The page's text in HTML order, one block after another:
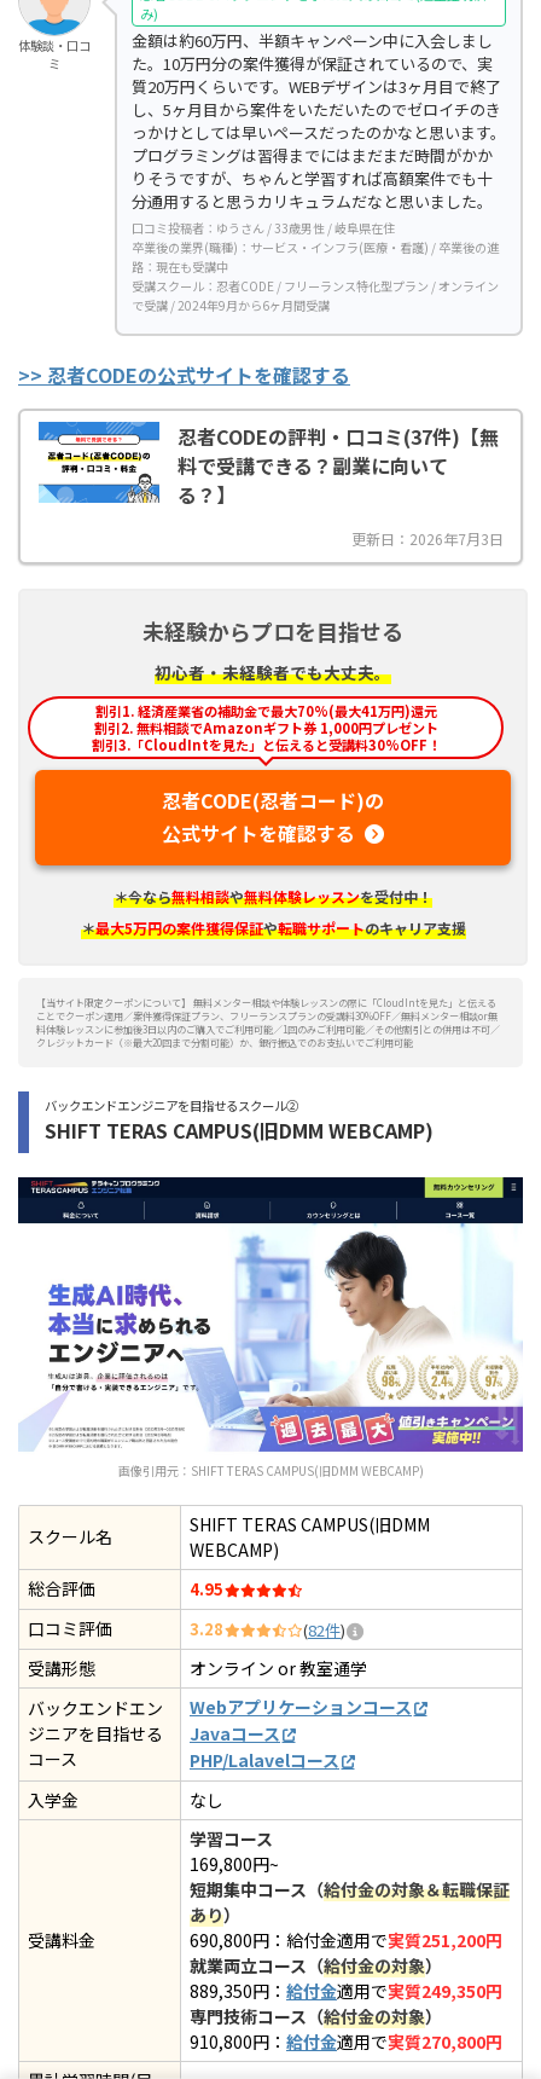
体験談・口コ
ミ
み)
金額は約60万円、半額キャンペーン中に入会しまし
た。10万円分の案件獲得が保証されているので、実
質20万円くらいです。WEBデザインは3ヶ月目で終了
し、5ヶ月目から案件をいただいたのでゼロイチのき
っかけとしては早いペースだったのかなと思います。
プログラミングは習得までにはまだまだ時間がかか
りそうですが、ちゃんと学習すれば高額案件でも十
分通用すると思うカリキュラムだなと思いました。
口コミ投稿者：ゆうさん / 33歳男性 / 岐阜県在住
卒業後の業界(職種)：サービス・インフラ(医療・看護) / 卒業後の進
路：現在も受講中
受講スクール：忍者CODE / フリーランス特化型プラン / オンライン
で受講 / 2024年9月から6ヶ月間受講
>> 忍者CODEの公式サイトを確認する
忍者CODEの評判・口コミ(37件)【無
料で受講できる？副業に向いて
る？】
更新日：2026年7月3日
未経験からプロを目指せる
初心者・未経験者でも大丈夫。
割引1. 経済産業省の補助金で最大70%(最大41万円)還元
割引2. 無料相談でAmazonギフト券 1,000円プレゼント
割引3.「CloudIntを見た」と伝えると受講料30%OFF！
忍者CODE(忍者コード)の
公式サイトを確認する
＊今なら無料相談や無料体験レッスンを受付中！
＊最大5万円の案件獲得保証や転職サポートのキャリア支援
【当サイト限定クーポンについて】 無料メンター相談や体験レッスンの際に「CloudIntを見た」と伝える
ことでクーポン適用／案件獲得保証プラン、フリーランスプランの受講料30%OFF／無料メンター相談or無
料体験レッスンに参加後3日以内のご購入でご利用可能／1回のみご利用可能／その他割引との併用は不可／
クレジットカード（※最大20回まで分割可能）か、銀行振込でのお支払いでご利用可能
バックエンドエンジニアを目指せるスクール②
SHIFT TERAS CAMPUS(旧DMM WEBCAMP)
画像引用元： SHIFT TERAS CAMPUS(旧DMM WEBCAMP)
スクール名
SHIFT TERAS CAMPUS(旧DMM
WEBCAMP)
総合評価
4.95
口コミ評価 3.28 (82件)
受講形態
オンライン or 教室通学
バックエンドエン
ジニアを目指せる
コース
Webアプリケーションコース
Javaコース
PHP/Lalavelコース
入学金
なし
受講料金
学習コース
169,800円~
短期集中コース（給付金の対象＆転職保証
あり）
690,800円：給付金適用で実質251,200円
就業両立コース（給付金の対象）
889,350円： 給付金適用で実質249,350円
専門技術コース（給付金の対象）
910,800円： 給付金適用で実質270,800円